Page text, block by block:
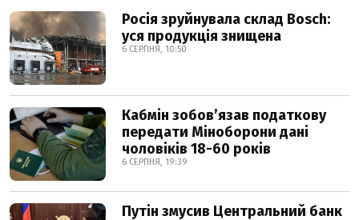
Росія зруйнувала склад Bosch:
уся продукція знищена
6 СЕРПНЯ, 10:50
Кабмін зобовʼязав податкову
передати Міноборони дані
чоловіків 18-60 років
6 СЕРПНЯ, 19:39
Путін змусив Центральний банк